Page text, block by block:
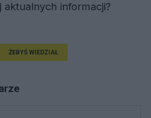
aktualnych informacji?
ŻEBYŚ WIEDZIAŁ